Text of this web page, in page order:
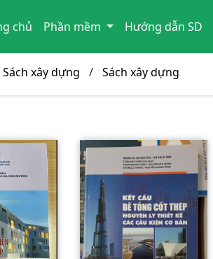
chủ Phần mềm Hướng dẫn SD
Sách xây dựng / Sách xây dựng